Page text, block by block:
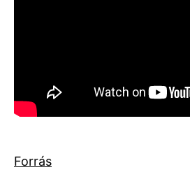
Forrás